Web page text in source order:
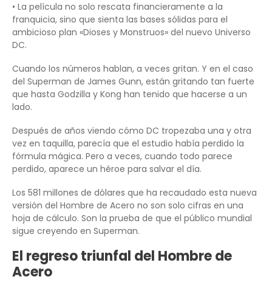
• La película no solo rescata financieramente a la
franquicia, sino que sienta las bases sólidas para el
ambicioso plan «Dioses y Monstruos» del nuevo Universo
DC.
Cuando los números hablan, a veces gritan. Y en el caso
del Superman de James Gunn, están gritando tan fuerte
que hasta Godzilla y Kong han tenido que hacerse a un
lado.
Después de años viendo cómo DC tropezaba una y otra
vez en taquilla, parecía que el estudio había perdido la
fórmula mágica. Pero a veces, cuando todo parece
perdido, aparece un héroe para salvar el día.
Los 581 millones de dólares que ha recaudado esta nueva
versión del Hombre de Acero no son solo cifras en una
hoja de cálculo. Son la prueba de que el público mundial
sigue creyendo en Superman.
El regreso triunfal del Hombre de
Acero